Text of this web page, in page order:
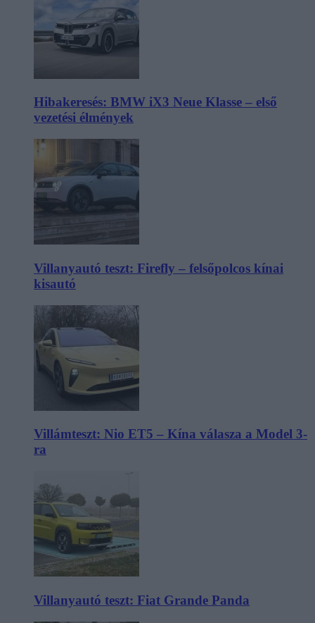
Hibakeresés: BMW iX3 Neue Klasse – első
vezetési élmények
Villanyautó teszt: Firefly – felsőpolcos kínai
kisautó
Villámteszt: Nio ET5 – Kína válasza a Model 3-
ra
Villanyautó teszt: Fiat Grande Panda